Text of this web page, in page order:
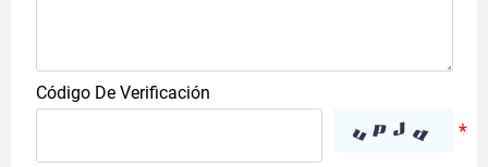
Código De Verificación